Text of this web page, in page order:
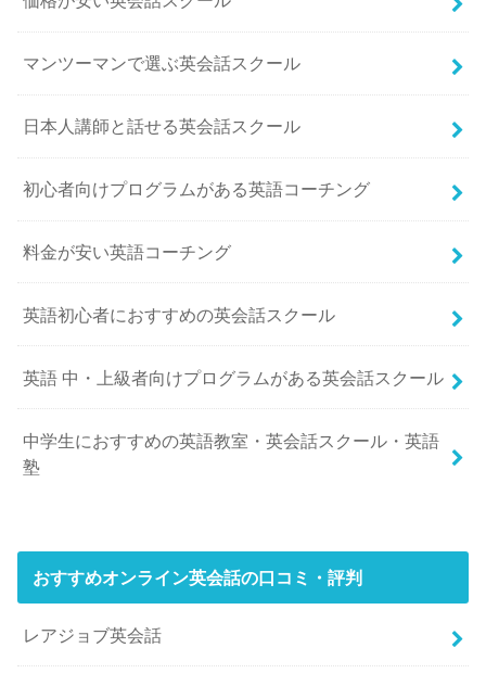
マンツーマンで選ぶ英会話スクール
日本人講師と話せる英会話スクール
初心者向けプログラムがある英語コーチング
料金が安い英語コーチング
英語初心者におすすめの英会話スクール
英語 中・上級者向けプログラムがある英会話スクール
中学生におすすめの英語教室・英会話スクール・英語
塾
おすすめオンライン英会話の口コミ・評判
レアジョブ英会話